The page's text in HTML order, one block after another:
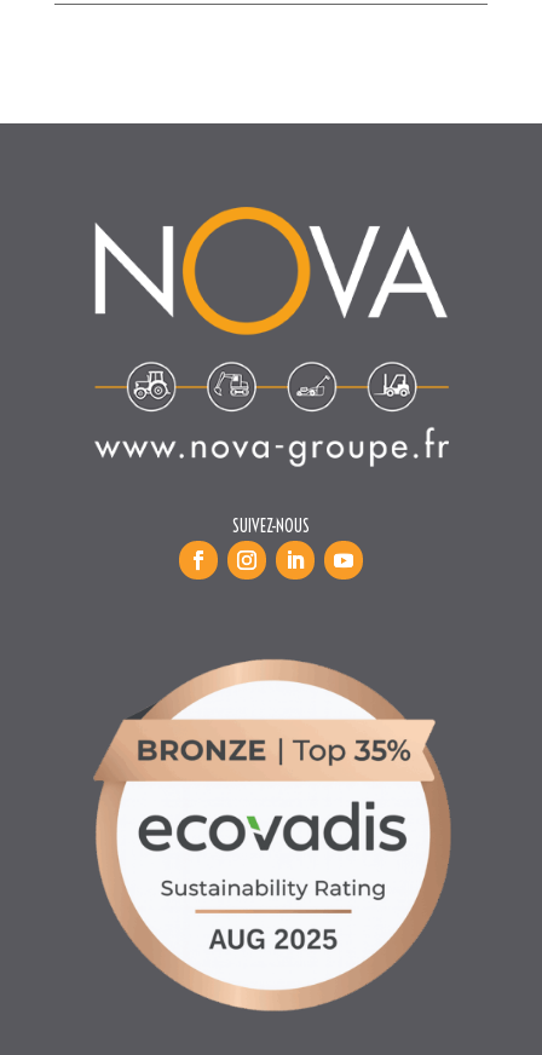
SUIVEZ-NOUS
INFORMATIONS